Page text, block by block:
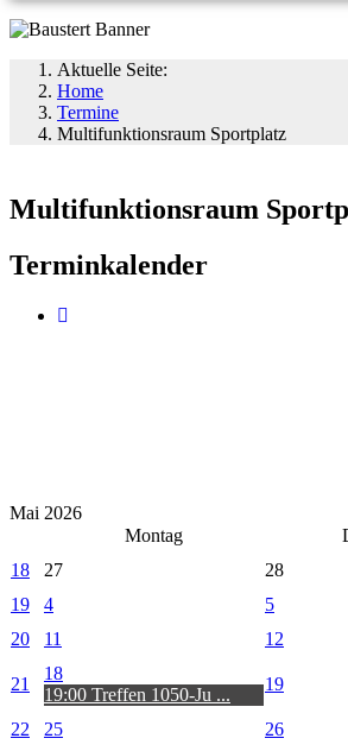
Aktuelle Seite:
Home
Termine
Multifunktionsraum Sportplatz
Multifunktionsraum
Terminkalender
Mai 2026
Montag
18
27 28
19
4 5
20
11 12
21
18
19:00 Treffen 1050-Ju ...
19
22 25 26